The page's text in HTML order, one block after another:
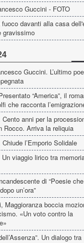
Guccini - FOTO
davanti alla casa
gravissimo
Guccini. L’ultimo
“America”, il
che racconta
Cento anni per la
Rocco. Arriva la reliquia
l’Emporio Solidale
Un viaggio lirico tra
di “Poesie
un’ora”
Maggioranza boccia
«Un voto contro la
Un dialogo tra